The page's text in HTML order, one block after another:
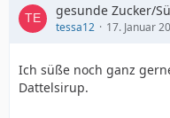
gesunde Zucker/
tessa12 17. Januar
Ich süße noch ganz
Dattelsirup.